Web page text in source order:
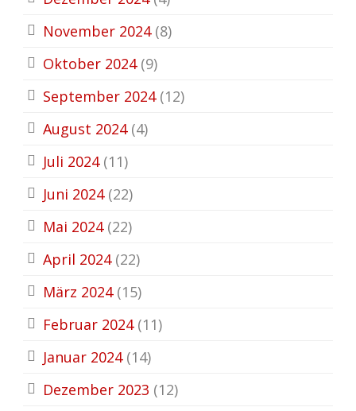
November 2024(8)
Oktober 2024(9)
September 2024(12)
August 2024(4)
Juli 2024(11)
Juni 2024(22)
Mai 2024(22)
April 2024(22)
März 2024(15)
Februar 2024(11)
Januar 2024(14)
Dezember 2023 (12)